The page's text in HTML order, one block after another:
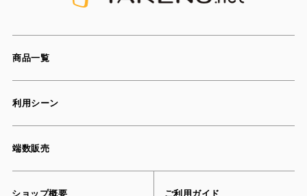
商品一覧
利用シーン
端数販売
ショップ概要 ご利用ガイド